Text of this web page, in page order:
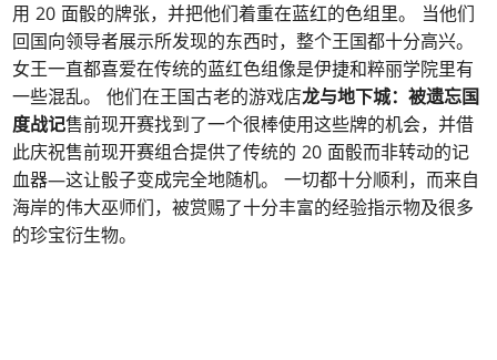
用 20 面骰的牌张，并把他们着重在蓝红的色组里。 当他们
回国向领导者展示所发现的东西时，整个王国都十分高兴。
女王一直都喜爱在传统的蓝红色组像是伊捷和粹丽学院里有
一些混乱。 他们在王国古老的游戏店龙与地下城：被遗忘国
度战记售前现开赛找到了一个很棒使用这些牌的机会，并借
此庆祝售前现开赛组合提供了传统的 20 面骰而非转动的记
血器—这让骰子变成完全地随机。 一切都十分顺利，而来自
海岸的伟大巫师们，被赏赐了十分丰富的经验指示物及很多
的珍宝衍生物。